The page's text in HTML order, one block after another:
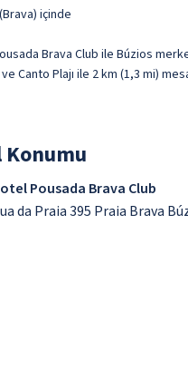
içinde
Brava Club ile Búzios
Canto Plajı ile 2 km (1,3 mi)
Pousada Brava Club
da Praia 395 Praia Brava